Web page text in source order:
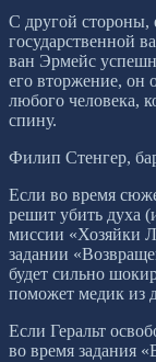
С другой стороны,
государственной
ван Эрмейс
его вторжение, он
любого человека,
спину.
Филип Стенгер,
Если во время
решит убить духа
миссии «Хозяйки
задании
будет сильно
поможет медик из
Если Геральт
во время задания